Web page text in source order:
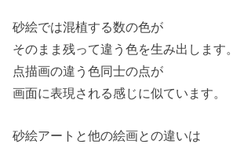
砂絵では混植する数の色が
そのまま残って違う色を生み出します。
点描画の違う色同士の点が
画面に表現される感じに似ています。
砂絵アートと他の絵画との違いは